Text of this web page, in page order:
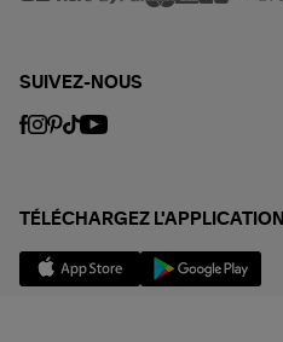
SUIVEZ-NOUS
TÉLÉCHARGEZ L'APPLICATION